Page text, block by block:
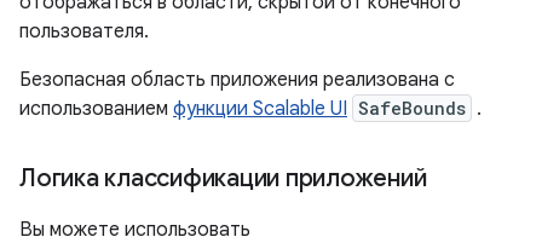
пользователя.
Безопасная область приложения реализована с
использованием функции Scalable UI SafeBounds .
Логика классификации приложений
Вы можете использовать